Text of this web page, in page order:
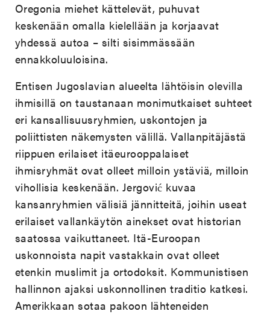
Oregonia miehet kättelevät, puhuvat
keskenään omalla kielellään ja korjaavat
yhdessä autoa – silti sisimmässään
ennakkoluuloisina.
Entisen Jugoslavian alueelta lähtöisin olevilla
ihmisillä on taustanaan monimutkaiset suhteet
eri kansallisuusryhmien, uskontojen ja
poliittisten näkemysten välillä. Vallanpitäjästä
riippuen erilaiset itäeurooppalaiset
ihmisryhmät ovat olleet milloin ystäviä, milloin
vihollisia keskenään. Jergović kuvaa
kansanryhmien välisiä jännitteitä, joihin useat
erilaiset vallankäytön ainekset ovat historian
saatossa vaikuttaneet. Itä-Euroopan
uskonnoista napit vastakkain ovat olleet
etenkin muslimit ja ortodoksit. Kommunistisen
hallinnon ajaksi uskonnollinen traditio katkesi.
Amerikkaan sotaa pakoon lähteneiden